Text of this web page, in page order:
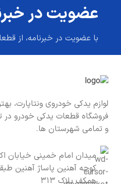
عضویت در
با عضویت در خبرنامه، از
لوازم یدکی خودروی ونتاپارت،
فروشگاه قطعات یدکی خودرو در
و تمامی شهرستان ها.
میدان امام خمینی خیابان
کوچه آهنین پاساژ آهنین
همکف پلاک ۳۱۳